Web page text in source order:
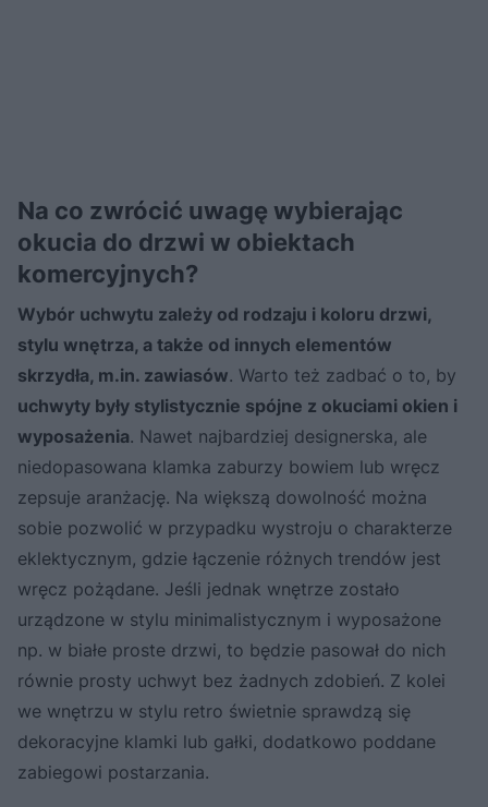
Na co zwrócić uwagę wybierając
okucia do drzwi w obiektach
komercyjnych?
Wybór uchwytu zależy od rodzaju i koloru drzwi,
stylu wnętrza, a także od innych elementów
skrzydła, m.in. zawiasów. Warto też zadbać o to, by
uchwyty były stylistycznie spójne z okuciami okien i
wyposażenia. Nawet najbardziej designerska, ale
niedopasowana klamka zaburzy bowiem lub wręcz
zepsuje aranżację. Na większą dowolność można
sobie pozwolić w przypadku wystroju o charakterze
eklektycznym, gdzie łączenie różnych trendów jest
wręcz pożądane. Jeśli jednak wnętrze zostało
urządzone w stylu minimalistycznym i wyposażone
np. w białe proste drzwi, to będzie pasował do nich
równie prosty uchwyt bez żadnych zdobień. Z kolei
we wnętrzu w stylu retro świetnie sprawdzą się
dekoracyjne klamki lub gałki, dodatkowo poddane
zabiegowi postarzania.